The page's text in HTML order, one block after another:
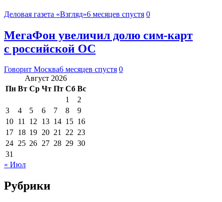
Деловая газета «Взгляд»6 месяцев спустя 0
МегаФон увеличил долю сим‑карт
с российской ОС
Говорит Москва6 месяцев спустя 0
Август 2026
Пн Вт Ср Чт Пт Сб Вс
1
2
3
4 5 6 7 8
9
10 11 12 13 14 15 16
17 18 19 20 21 22 23
24 25 26 27 28 29 30
31
« Июл
Рубрики